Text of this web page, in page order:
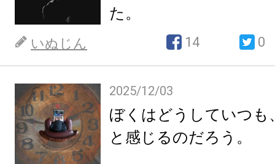
た。
いぬじん 14 0
2025/12/03
ぼくはどうしていつも
と感じるのだろう。